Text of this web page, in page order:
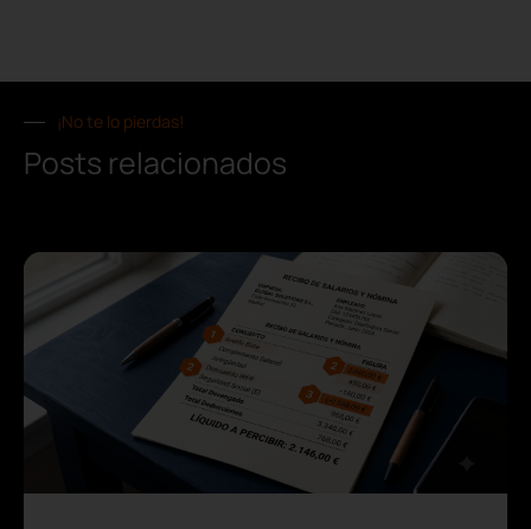
¡No te lo pierdas!
Posts relacionados